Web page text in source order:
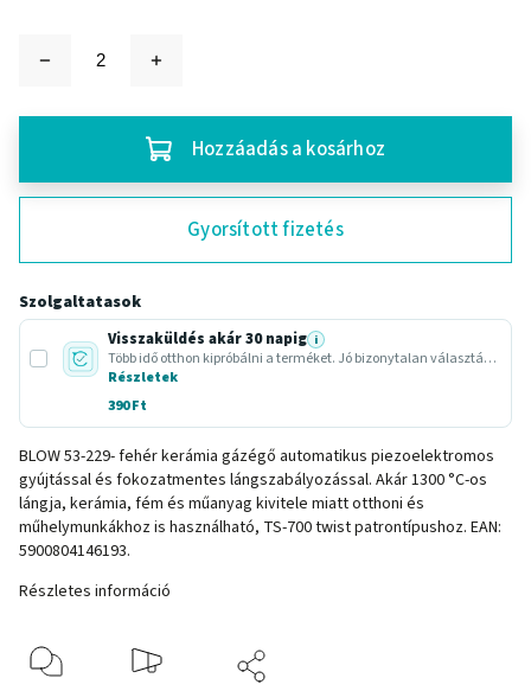
Hozzáadás a kosárhoz
Gyorsított fizetés
Szolgaltatasok
Visszaküldés akár 30 napig i
Több idő otthon kipróbálni a terméket. Jó bizonytalan választásnál vagy ajándéknál.
Részletek
390 Ft
BLOW 53-229- fehér kerámia gázégő automatikus piezoelektromos
gyújtással és fokozatmentes lángszabályozással. Akár 1300 °C-os
lángja, kerámia, fém és műanyag kivitele miatt otthoni és
műhelymunkákhoz is használható, TS-700 twist patrontípushoz. EAN:
5900804146193.
Részletes információ